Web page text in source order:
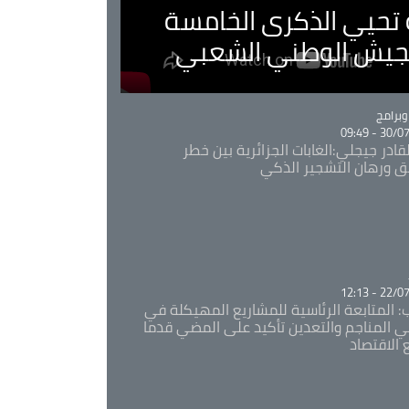
تحيي الذكرى الخامسة
الوطني الشعبي
30/07/
جيجلي:الغابات الجزائرية بين خطر
ورهان التشجير الذكي
22/07/
المتابعة الرئاسية للمشاريع المهيكلة في
المناجم والتعدين تأكيد على المضي قدما
الاقتصاد